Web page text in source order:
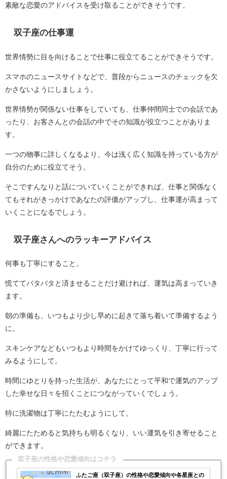
素敵な恋愛のアドバイスを受け取ることができそうです。
双子座の仕事運
世界情勢に目を向けることで仕事に役立てることができそうです。
スマホのニュースサイトなどで、普段からニュースのチェックを欠
かさないようにしましょう。
世界情勢が関係ない仕事をしていても、仕事仲間同士での会話であ
ったり、お客さんとの会話の中でその知識が役立つことがありま
す。
一つの物事に詳しくなるより、今は浅く広く知識を持っている方が
自分のために役立てそう。
そこですんなりと話についていくことができれば、仕事と関係なく
てもそれがきっかけであなたの評価がアップし、仕事運が高まって
いくことになるでしょう。
双子座さんへのラッキーアドバイス
何事も丁寧にすること。
慌ててバタバタと済ませることだけ避ければ、運気は高まっていき
ます。
朝の準備も、いつもより少し早めに起きて落ち着いて準備するよう
に。
スキンケアなどもいつもより時間をかけてゆっくり、丁寧に行って
みるようにして。
時間にゆとりを持った生活が、あなたにとって平和で運気のアップ
した幸せな日々を招くことにつながっていくでしょう。
特に洗濯物は丁寧にたたむようにして。
綺麗にたためると気持ちも明るくなり、いい運気を引き寄せること
ができます。
双子座の性格や恋愛傾向はコチラ
ふたご座（双子座）の性格や恋愛傾向や各星座との